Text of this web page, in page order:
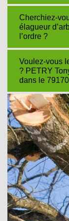
Cherchiez-
élagueur
l’ordre ?
Voulez-vous
? PETRY
dans le